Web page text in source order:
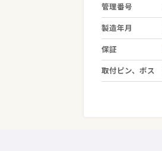
管理番号
製造年月
保証
取付ピン、ボス